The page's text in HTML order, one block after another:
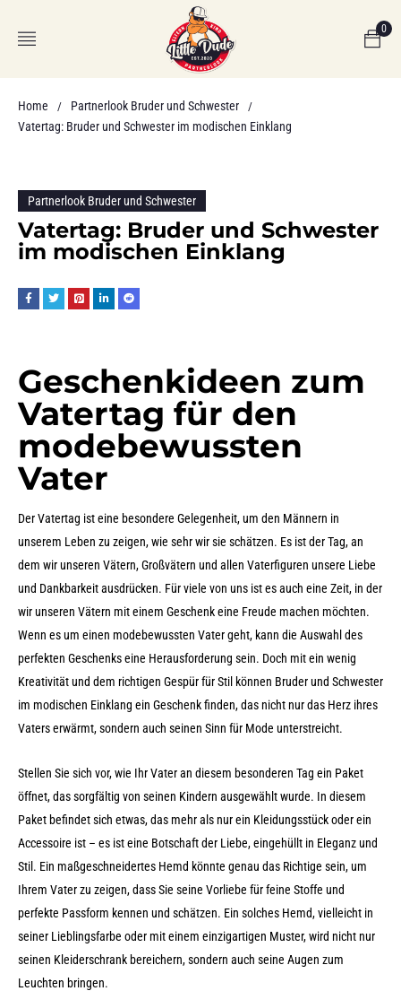
0
Home / Partnerlook Bruder und Schwester /
Vatertag: Bruder und Schwester im modischen Einklang
Partnerlook Bruder und Schwester
Vatertag: Bruder und Schwester
im modischen Einklang
Geschenkideen zum
Vatertag für den
modebewussten
Vater
Der Vatertag ist eine besondere Gelegenheit, um den Männern in
unserem Leben zu zeigen, wie sehr wir sie schätzen. Es ist der Tag, an
dem wir unseren Vätern, Großvätern und allen Vaterfiguren unsere Liebe
und Dankbarkeit ausdrücken. Für viele von uns ist es auch eine Zeit, in der
wir unseren Vätern mit einem Geschenk eine Freude machen möchten.
Wenn es um einen modebewussten Vater geht, kann die Auswahl des
perfekten Geschenks eine Herausforderung sein. Doch mit ein wenig
Kreativität und dem richtigen Gespür für Stil können Bruder und Schwester
im modischen Einklang ein Geschenk finden, das nicht nur das Herz ihres
Vaters erwärmt, sondern auch seinen Sinn für Mode unterstreicht.
Stellen Sie sich vor, wie Ihr Vater an diesem besonderen Tag ein Paket
öffnet, das sorgfältig von seinen Kindern ausgewählt wurde. In diesem
Paket befindet sich etwas, das mehr als nur ein Kleidungsstück oder ein
Accessoire ist – es ist eine Botschaft der Liebe, eingehüllt in Eleganz und
Stil. Ein maßgeschneidertes Hemd könnte genau das Richtige sein, um
Ihrem Vater zu zeigen, dass Sie seine Vorliebe für feine Stoffe und
perfekte Passform kennen und schätzen. Ein solches Hemd, vielleicht in
seiner Lieblingsfarbe oder mit einem einzigartigen Muster, wird nicht nur
seinen Kleiderschrank bereichern, sondern auch seine Augen zum
Leuchten bringen.